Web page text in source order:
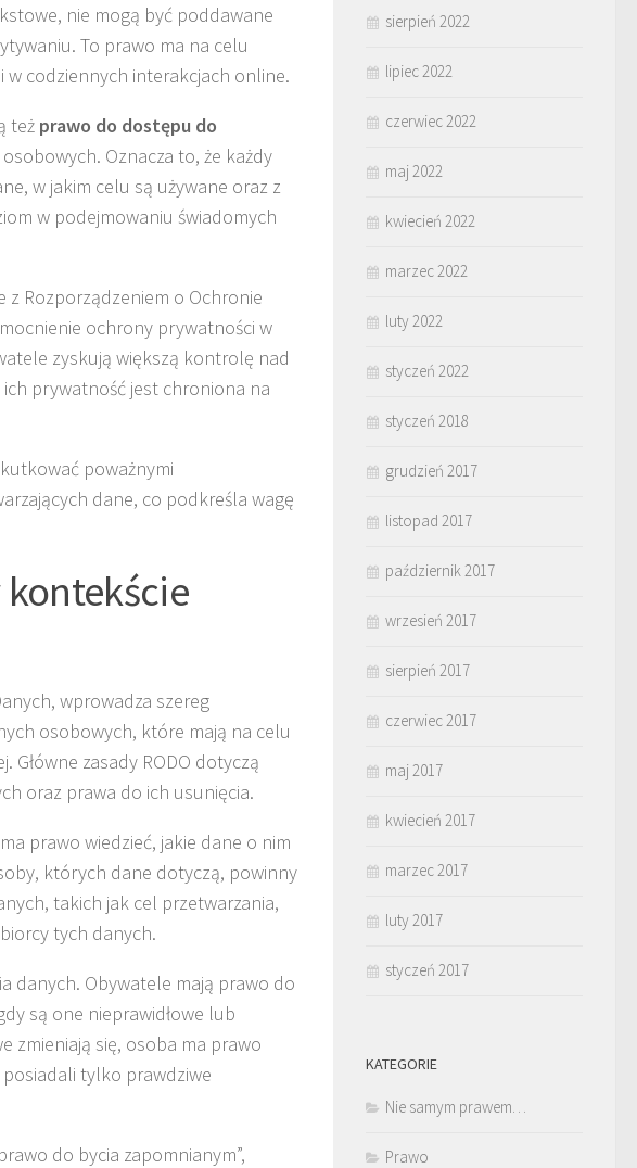
nie mogą być poddawane
To prawo ma na celu
codziennych interakcjach online.
też prawo do dostępu do
Oznacza to, że każdy
w jakim celu są używane oraz z
w podejmowaniu świadomych
Rozporządzeniem o Ochronie
ochrony prywatności w
zyskują większą kontrolę nad
prywatność jest chroniona na
poważnymi
dane, co podkreśla wagę
kontekście
wprowadza szereg
osobowych, które mają na celu
zasady RODO dotyczą
oraz prawa do ich usunięcia.
prawo wiedzieć, jakie dane o nim
których dane dotyczą, powinny
takich jak cel przetwarzania,
tych danych.
danych. Obywatele mają prawo do
są one nieprawidłowe lub
zmieniają się, osoba ma prawo
tylko prawdziwe
do bycia zapomnianym”,
sierpień 2022
lipiec 2022
czerwiec 2022
maj 2022
kwiecień 2022
marzec 2022
luty 2022
styczeń 2022
styczeń 2018
grudzień 2017
listopad 2017
październik 2017
wrzesień 2017
sierpień 2017
czerwiec 2017
maj 2017
kwiecień 2017
marzec 2017
luty 2017
styczeń 2017
KATEGORIE
Nie samym prawem…
Prawo